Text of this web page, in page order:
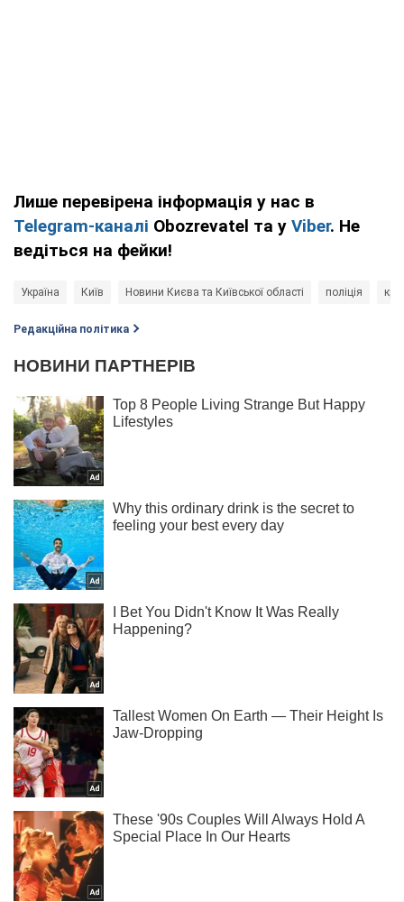
Лише перевірена інформація у нас в
Telegram-каналі Obozrevatel та у Viber. Не
ведіться на фейки!
Україна Київ Новини Києва та Київської області поліція
Редакційна політика